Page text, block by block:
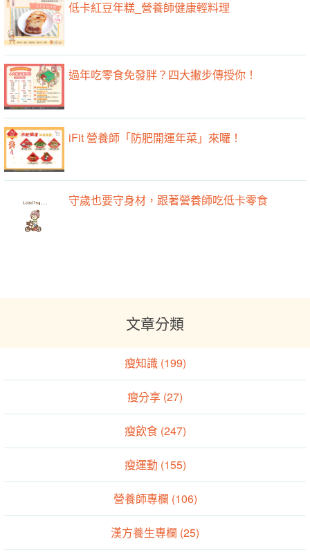
低卡紅豆年糕_營養師健康輕料理
過年吃零食免發胖？四大撇步傳授你！
iFit 營養師「防肥開運年菜」來囉！
守歲也要守身材，跟著營養師吃低卡零食
文章分類
瘦知識 (199)
瘦分享 (27)
瘦飲食 (247)
瘦運動 (155)
營養師專欄 (106)
漢方養生專欄 (25)